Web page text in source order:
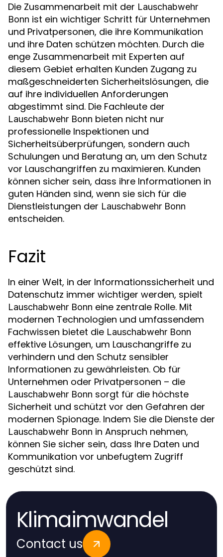
Die Zusammenarbeit mit der Lauschabwehr
Bonn ist ein wichtiger Schritt für Unternehmen
und Privatpersonen, die ihre Kommunikation
und ihre Daten schützen möchten. Durch die
enge Zusammenarbeit mit Experten auf
diesem Gebiet erhalten Kunden Zugang zu
maßgeschneiderten Sicherheitslösungen, die
auf ihre individuellen Anforderungen
abgestimmt sind. Die Fachleute der
Lauschabwehr Bonn bieten nicht nur
professionelle Inspektionen und
Sicherheitsüberprüfungen, sondern auch
Schulungen und Beratung an, um den Schutz
vor Lauschangriffen zu maximieren. Kunden
können sicher sein, dass ihre Informationen in
guten Händen sind, wenn sie sich für die
Dienstleistungen der Lauschabwehr Bonn
entscheiden.
Fazit
In einer Welt, in der Informationssicherheit und
Datenschutz immer wichtiger werden, spielt
Lauschabwehr Bonn eine zentrale Rolle. Mit
modernen Technologien und umfassendem
Fachwissen bietet die Lauschabwehr Bonn
effektive Lösungen, um Lauschangriffe zu
verhindern und den Schutz sensibler
Informationen zu gewährleisten. Ob für
Unternehmen oder Privatpersonen – die
Lauschabwehr Bonn sorgt für die höchste
Sicherheit und schützt vor den Gefahren der
modernen Spionage. Indem Sie die Dienste der
Lauschabwehr Bonn in Anspruch nehmen,
können Sie sicher sein, dass Ihre Daten und
Kommunikation vor unbefugtem Zugriff
geschützt sind.
Klimaimwandel
Contact us